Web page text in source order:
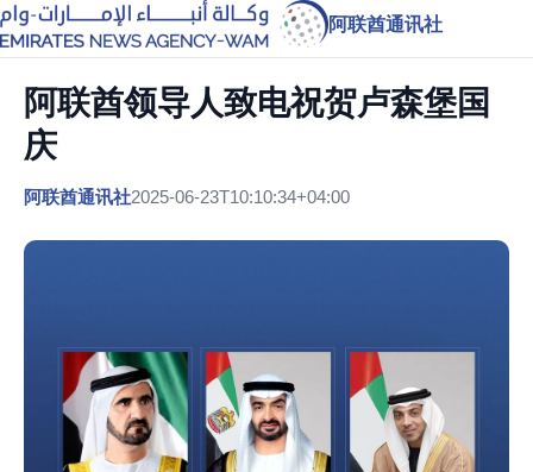
阿联酋通讯社
阿联酋领导人致电祝贺卢森堡国
庆
阿联酋通讯社2025-06-23T10:10:34+04:00